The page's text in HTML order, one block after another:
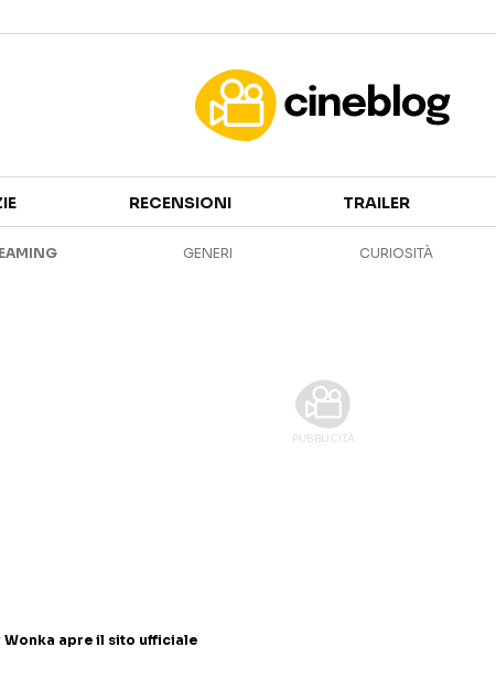
CANALI STREAMING
RECENSIONI TRAILER
GENERI CURIOSITÀ
Wonka apre il sito ufficiale